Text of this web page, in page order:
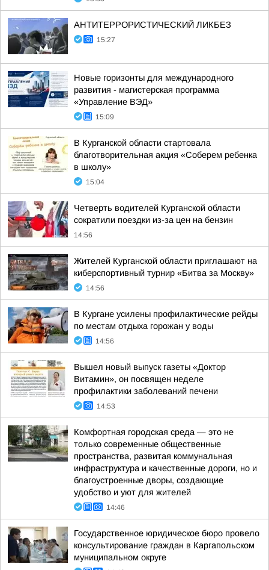
АНТИТЕРРОРИСТИЧЕСКИЙ ЛИКБЕЗ
15:27
Новые горизонты для международного
развития - магистерская программа
«Управление ВЭД»
15:09
В Курганской области стартовала
благотворительная акция «Соберем ребенка
в школу»
15:04
Четверть водителей Курганской области
сократили поездки из-за цен на бензин
14:56
Жителей Курганской области приглашают на
киберспортивный турнир «Битва за Москву»
14:56
В Кургане усилены профилактические рейды
по местам отдыха горожан у воды
14:56
Вышел новый выпуск газеты «Доктор
Витамин», он посвящен неделе
профилактики заболеваний печени
14:53
Комфортная городская среда — это не
только современные общественные
пространства, развитая коммунальная
инфраструктура и качественные дороги, но и
благоустроенные дворы, создающие
удобство и уют для жителей
14:46
Государственное юридическое бюро провело
консультирование граждан в Каргапольском
муниципальном округе